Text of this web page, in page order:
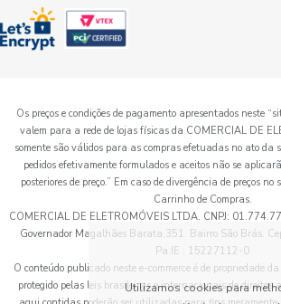
Os preços e condições de pagamento apresentados neste
valem para a rede de lojas físicas da COMERCIAL DE
somente são válidos para as compras efetuadas no ato da
pedidos efetivamente formulados e aceitos não se
posteriores de preço.” Em caso de divergência de preços
Carrinho de Compras.
COMERCIAL DE ELETROMÓVEIS LTDA. CNPJ:
Governador Magalhães Barata,351. Bairro São Brás.
Pa.IE : 15227112-0
O conteúdo publicado neste e-commerce é de propriedade
protegido pelas leis brasileiras e internacionais de direitos
Utilizamos cookies para